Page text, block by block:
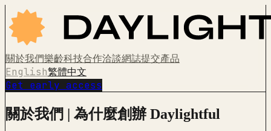
關於我們樂齡科技合作洽談網誌提交產品
English繁體中文
Get early access
關於我們 | 為什麼創辦 Daylightful